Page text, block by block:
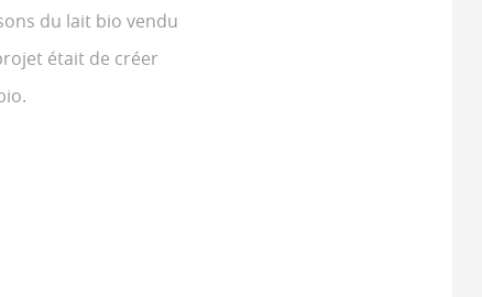
du lait bio vendu
était de créer